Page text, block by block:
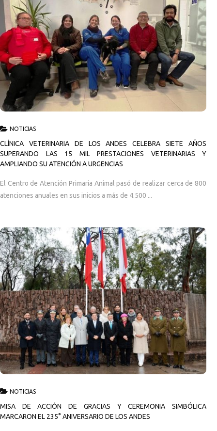
NOTICIAS
CLÍNICA VETERINARIA DE LOS ANDES CELEBRA SIETE AÑOS
SUPERANDO LAS 15 MIL PRESTACIONES VETERINARIAS Y
AMPLIANDO SU ATENCIÓN A URGENCIAS
El Centro de Atención Primaria Animal pasó de realizar cerca de 800
atenciones anuales en sus inicios a más de 4.500 ...
NOTICIAS
MISA DE ACCIÓN DE GRACIAS Y CEREMONIA SIMBÓLICA
MARCARON EL 235° ANIVERSARIO DE LOS ANDES